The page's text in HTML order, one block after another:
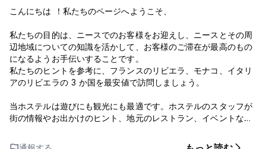
こんにちは ！私たちのページへようこそ、
私たちの目的は、ニースでのお客様をお迎えし、ニースとその周
辺地域についての知識を活かして、お客様のご滞在が最高のもの
になるようお手伝いすることです。
私たちのヒントを参考に、フランスのリビエラ、モナコ、イタリ
アのリビエラの 3 か国を最安値で訪問しましょう。
当ホステルは遊びにも観光にも最適です。ホステルのスタッフが
街の情報やお出かけのヒント、地元のレストラン、イベントなど